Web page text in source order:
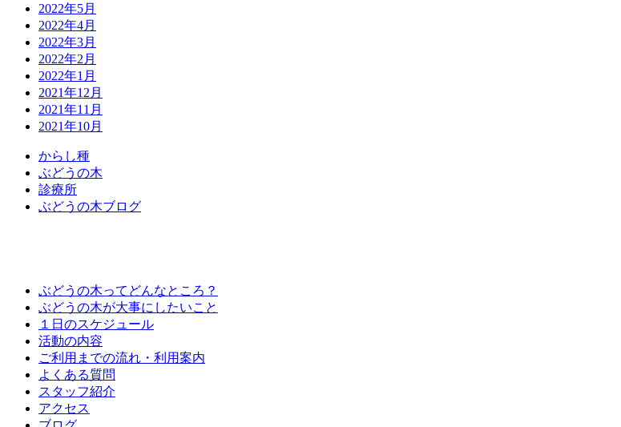
2022年5月
2022年4月
2022年3月
2022年2月
2022年1月
2021年12月
2021年11月
2021年10月
から し種
ぶどう の木
診療所
ぶどう の木ブロ グ
ぶどうの木ってどんなところ？
ぶどうの木が大事にしたいこと
１日のスケジュール
活動の内容
ご利用までの流れ・利用案内
よくある質問
スタッフ紹介
アクセス